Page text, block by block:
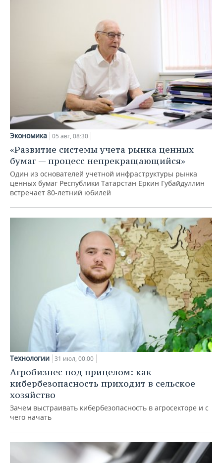
Экономика 05 авг, 08:30
«Развитие системы учета рынка ценных
бумаг — процесс непрекращающийся»
Один из основателей учетной инфраструктуры рынка
ценных бумаг Республики Татарстан Еркин Губайдуллин
встречает 80-летний юбилей
Технологии 31 июл, 00:00
Агробизнес под прицелом: как
кибербезопасность приходит в сельское
хозяйство
Зачем выстраивать кибербезопасность в агросекторе и с
чего начать